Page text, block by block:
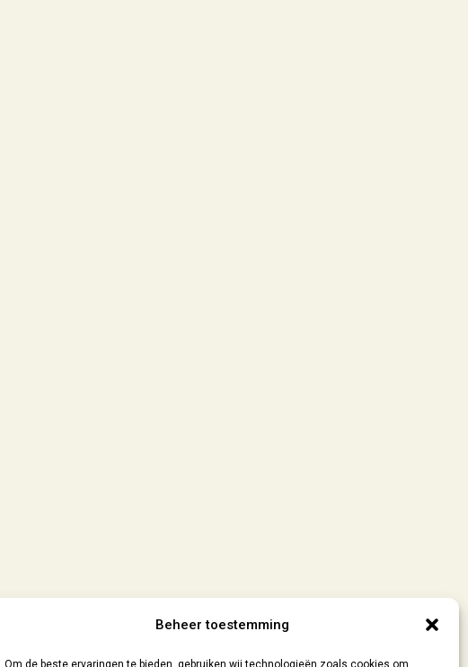
Beheer toestemming
Om de beste ervaringen te bieden, gebruiken wij technologieën zoals cookies om